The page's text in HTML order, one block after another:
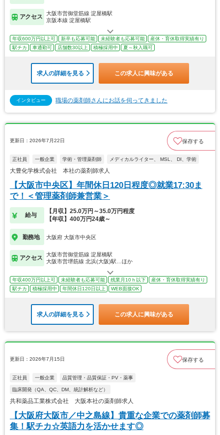
アクセス
大阪市営御堂筋線 淀屋橋駅
京阪本線 淀屋橋駅
年収600万円以上可 新卒も応募可能 未経験者も応募可能
産休・育休取得実績有り
駅チカ
車通勤可 店舗数30以上 積極採用中 夏～秋入職可
求人の詳細を見る この求人に興味がある
インタビュー 職場の薬剤師さんにお話を伺ってきました
更新日：2026年7月22日 保存する
正社員 一般企業 学術・管理薬剤師 メディカルライター、 MSL、 DI、学術
大豊化学株式会社 本社の薬剤師求人
【大阪市中央区】年間休日120日程度◎就業17:30ま
で！＜管理薬剤師兼営業＞
給与
【月収】25.0万円～35.0万円程度
【年収】400万円24歳～
勤務地 大阪府 大阪市中央区
アクセス
大阪市営御堂筋線 淀屋橋駅
大阪市営堺筋線 北浜(大阪)駅…ほか
年収400万円以上可 未経験者も応募可能 残業月10ｈ以下
産休・育休取得実績有り
駅チカ
積極採用中 年間休日120日以上 WEB面接OK
求人の詳細を見る この求人に興味がある
更新日：2026年7月15日 保存する
正社員 一般企業 品質管理・品質保証・PV・薬事
臨床開発（QA、QC、DM、統計解析など）
共和薬品工業株式会社 大阪本社の薬剤師求人
【大阪府大阪市／中之島線】貴重な企業での薬剤師募
集！駅チカ☆英語力を活かせます◎